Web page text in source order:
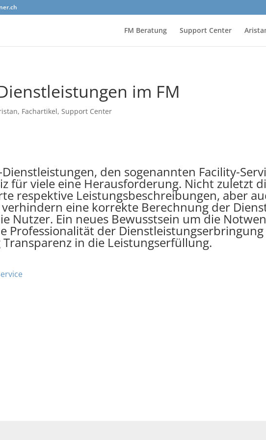
FM Beratung Support Center
im FM
, Fachartikel,Support Center
den sogenannten Facility-
für viele eine Herausforderung. Nicht zuletzt
respektive Leistungsbeschreibungen, aber
eine korrekte Berechnung der
Nutzer. Ein neues Bewusstsein um die
Professionalität der
in die Leistungserfüllung.